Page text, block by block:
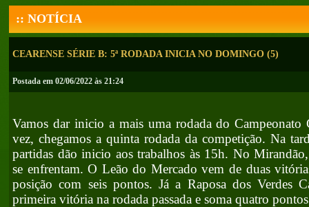
:: NOTÍCIA
CEARENSE SÉRIE B: 5ª RODADA INICIA NO DOMINGO (5)
Postada em 02/06/2022 às 21:24
Vamos dar inicio a mais uma rodada do Campeonato
vez, chegamos a quinta rodada da competição. Na
partidas dão inicio aos trabalhos às 15h. No
se enfrentam. O Leão do Mercado vem de duas
posição com seis pontos. Já a Raposa dos Verdes
primeira vitória na rodada passada e soma quatro